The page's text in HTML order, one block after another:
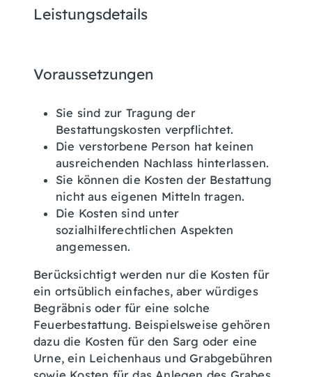
Leistungsdetails
Voraussetzungen
Sie sind zur Tragung der
Bestattungskosten verpflichtet.
Die verstorbene Person hat keinen
ausreichenden Nachlass hinterlassen.
Sie können die Kosten der Bestattung
nicht aus eigenen Mitteln tragen.
Die Kosten sind unter
sozialhilferechtlichen Aspekten
angemessen.
Berücksichtigt werden nur die Kosten für
ein ortsüblich einfaches, aber würdiges
Begräbnis oder für eine solche
Feuerbestattung. Beispielsweise gehören
dazu die Kosten für den Sarg oder eine
Urne, ein Leichenhaus und Grabgebühren